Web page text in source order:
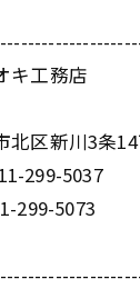
キ工務店
北区新川3条
299-5037
299-5073